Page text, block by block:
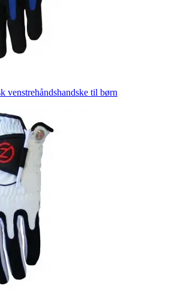
venstrehåndshandske til børn